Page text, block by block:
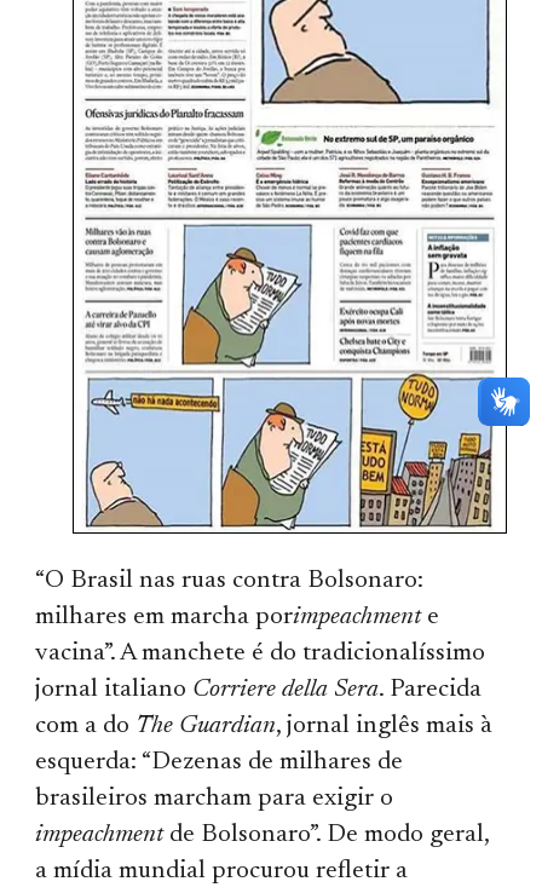
“O Brasil nas ruas contra Bolsonaro:
milhares em marcha porimpeachment e
vacina”. A manchete é do tradicionalíssimo
jornal italiano Corriere della Sera. Parecida
com a do The Guardian, jornal inglês mais à
esquerda: “Dezenas de milhares de
brasileiros marcham para exigir o
impeachment de Bolsonaro”. De modo geral,
a mídia mundial procurou refletir a